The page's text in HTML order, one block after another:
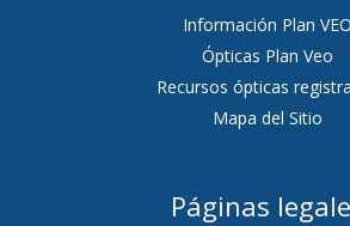
Información Plan VEO
Ópticas Plan Veo
Recursos ópticas
Mapa del Sitio
Páginas